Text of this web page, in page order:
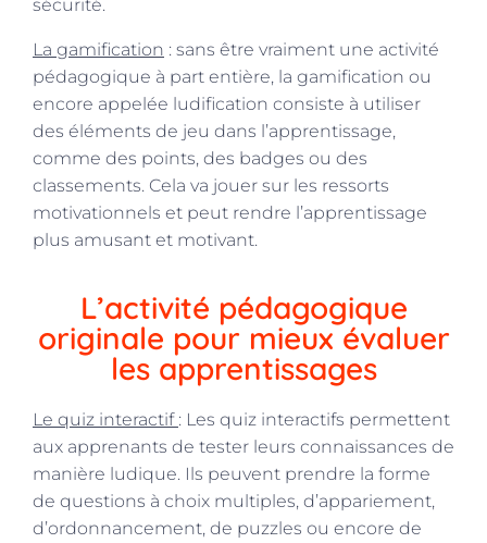
sécurité.
La gamification : sans être vraiment une activité
pédagogique à part entière, la gamification ou
encore appelée ludification consiste à utiliser
des éléments de jeu dans l’apprentissage,
comme des points, des badges ou des
classements. Cela va jouer sur les ressorts
motivationnels et peut rendre l’apprentissage
plus amusant et motivant.
L’activité pédagogique
originale pour mieux évaluer
les apprentissages
Le quiz interactif : Les quiz interactifs permettent
aux apprenants de tester leurs connaissances de
manière ludique. Ils peuvent prendre la forme
de questions à choix multiples, d’appariement,
d’ordonnancement, de puzzles ou encore de